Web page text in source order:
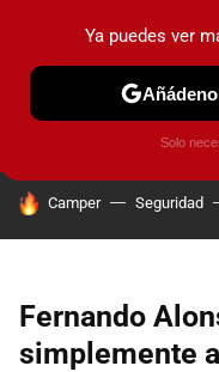
PRUEBAS COCHES
HOY SE HABLA DE
Camper Seguridad
Fernando
simplemente
Ya puedes ver
Solo